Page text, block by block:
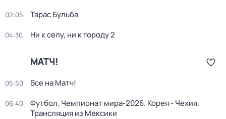
02:05 Тарас Бульба
04:30 Ни к селу, ни к городу 2
МАТЧ!
05:50 Все на Матч!
06:40
Футбол. Чемпионат мира-2026. Корея - Чехия.
Трансляция из Мексики